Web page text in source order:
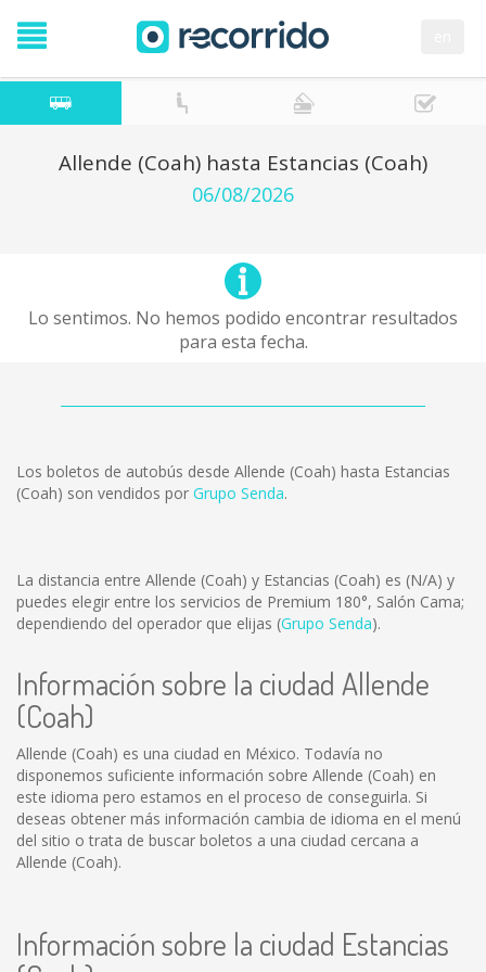
Allende (Coah) hasta Estancias (Coah)
06/08/2026
Lo sentimos. No hemos podido encontrar resultados
para esta fecha.
Los boletos de autobús desde Allende (Coah) hasta Estancias
(Coah) son vendidos por Grupo Senda.
La distancia entre Allende (Coah) y Estancias (Coah) es (N/A) y
puedes elegir entre los servicios de Premium 180°, Salón Cama;
dependiendo del operador que elijas (Grupo Senda).
Información sobre la ciudad Allende
(Coah)
Allende (Coah) es una ciudad en México. Todavía no
disponemos suficiente información sobre Allende (Coah) en
este idioma pero estamos en el proceso de conseguirla. Si
deseas obtener más información cambia de idioma en el menú
del sitio o trata de buscar boletos a una ciudad cercana a
Allende (Coah).
Información sobre la ciudad Estancias